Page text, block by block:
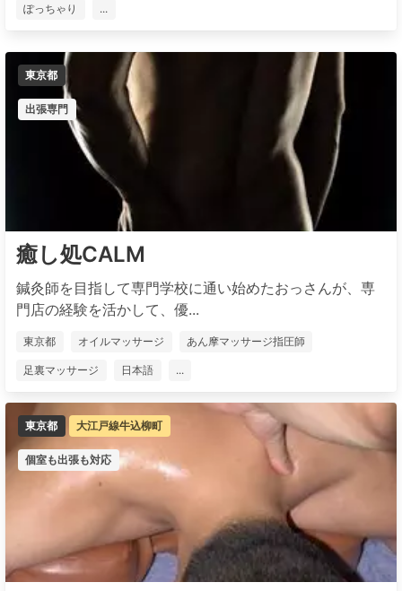
ぽっちゃり ...
東京都
出張専門
癒し処CALM
鍼灸師を目指して専門学校に通い始めたおっさんが、専
門店の経験を活かして、優...
東京都 オイルマッサージ あん摩マッサージ指圧師
足裏マッサージ 日本語 ...
東京都 大江戸線牛込柳町
個室も出張も対応